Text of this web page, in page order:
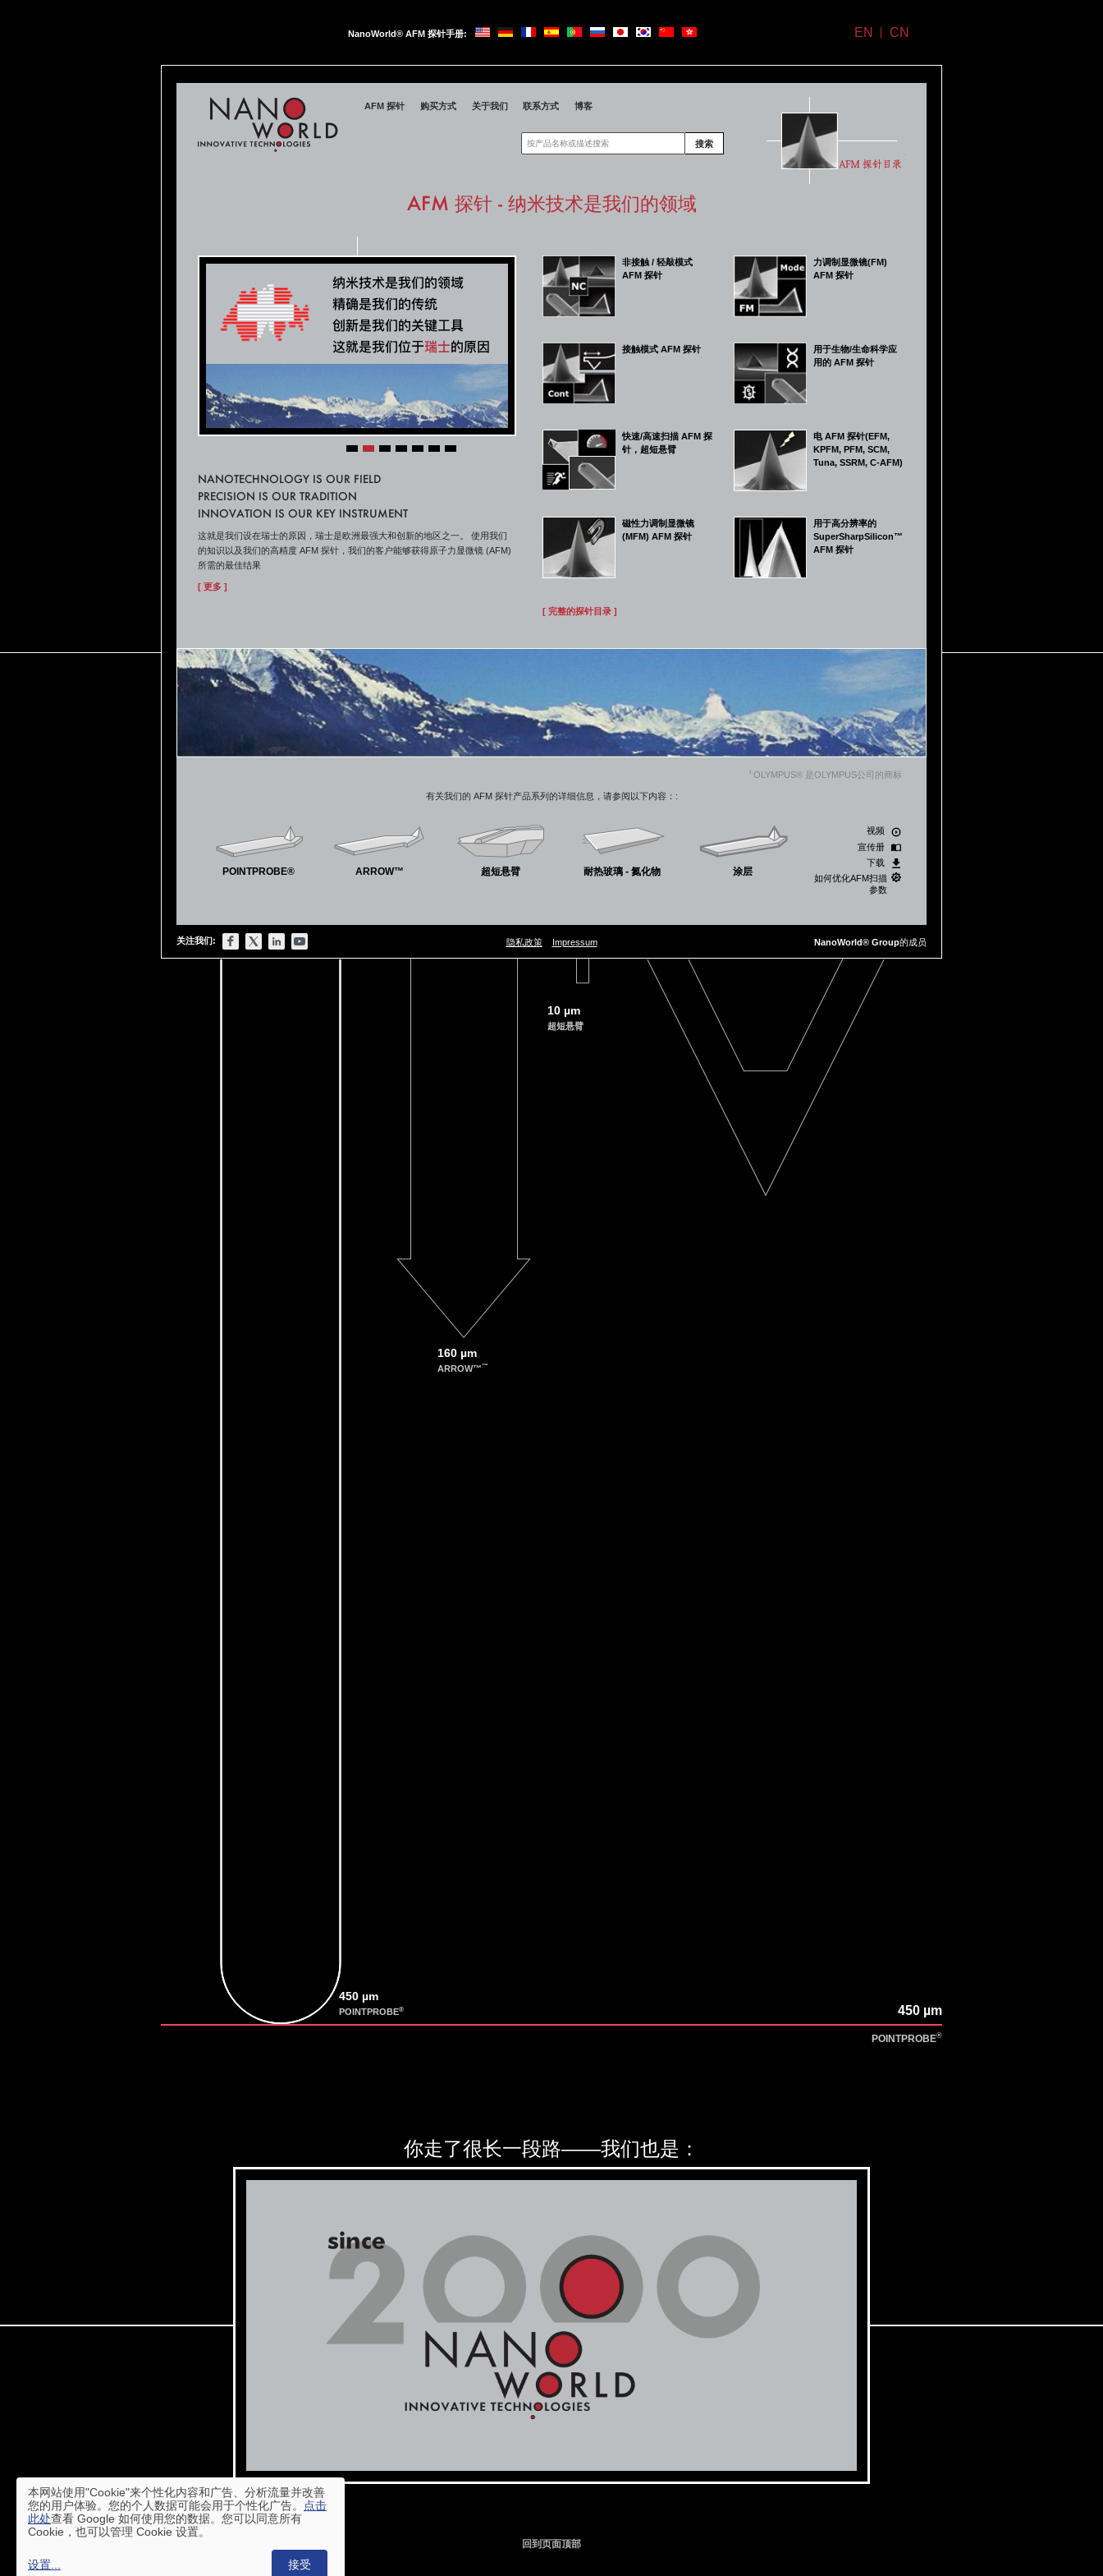
NanoWorld® AFM 探针手册: EN CN
NanoWorld
AFM 探针 购买方式 关于我们 联系方式 博客
搜索
AFM 探针 - 纳米技术是我们的领域
NANOTECHNOLOGY IS OUR FIELD
PRECISION IS OUR TRADITION
INNOVATION IS OUR KEY INSTRUMENT
这就是我们设在瑞士的原因，瑞士是欧洲最强大和创新的地区之一。 使用我们
的知识以及我们的高精度 AFM 探针，我们的客户能够获得原子力显微镜 (AFM)
所需的最佳结果
[ 更多 ]
非接触 / 轻敲模式
AFM 探针
力调制显微镜(FM)
AFM 探针
接触模式 AFM 探针
用于生物/生命科学应
用的 AFM 探针
快速/高速扫描 AFM 探
针，超短悬臂
电 AFM 探针(EFM,
KPFM, PFM, SCM,
Tuna, SSRM, C-AFM)
磁性力调制显微镜
(MFM) AFM 探针
用于高分辨率的
SuperSharpSilicon™
AFM 探针
[ 完整的探针目录 ]
OLYMPUS® 是OLYMPUS公司的商标
有关我们的 AFM 探针产品系列的详细信息，请参阅以下内容：:
POINTPROBE® ARROW™ 超短悬臂 耐热玻璃 - 氮化物 涂层
视频
宣传册
下载
如何优化AFM扫描
参数
关注我们: 隐私政策 Impressum NanoWorld® Group的成员
450 µm
POINTPROBE®
160 µm
ARROW™™
10 µm
超短悬臂
450 µm
POINTPROBE®
你走了很长一段路——我们也是：
回到页面顶部
本网站使用"Cookie"来个性化内容和广告、分析流量并改善
您的用户体验。您的个人数据可能会用于个性化广告。
点击
此处查看 Google 如何使用您的数据。您可以同意所有
Cookie，也可以管理 Cookie 设置。
设置 接受